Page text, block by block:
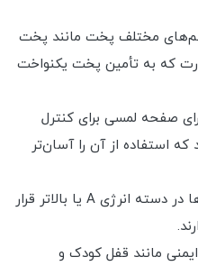
مختلف پخت مانند پخت
که به تأمین پخت یکنواخت
صفحه لمسی برای کنترل
استفاده از آن را آسان‌تر
– طبقه‌بندی انرژی: معمولاً این فرها در دسته انرژی A یا بالاتر قرار
مانند قفل کودک و